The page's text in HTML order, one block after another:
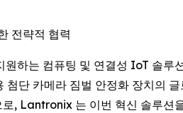
전략적 협력
하는 컴퓨팅 및 연결성 IoT 솔루
단 카메라 짐벌 안정화 장치의
, Lantronix 는 이번 혁신 솔루션